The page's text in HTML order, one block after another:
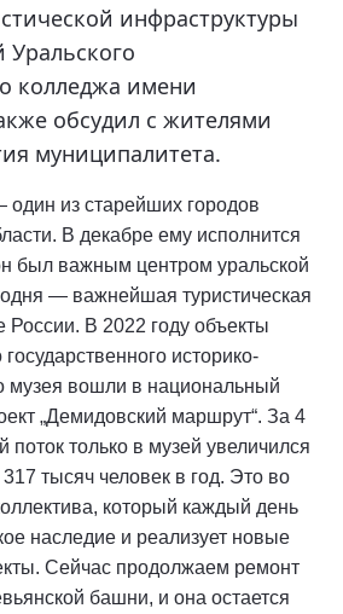
инфраструктуры
Уральского
колледжа имени
обсудил с жителями
муниципалитета.
из старейших городов
В декабре ему исполнится
был важным центром уральской
— важнейшая туристическая
России. В 2022 году объекты
историко-
музея вошли в национальный
„Демидовский маршрут“. За 4
поток только в музей увеличился
тысяч человек в год. Это во
который каждый день
наследие и реализует новые
Сейчас продолжаем ремонт
башни, и она остается